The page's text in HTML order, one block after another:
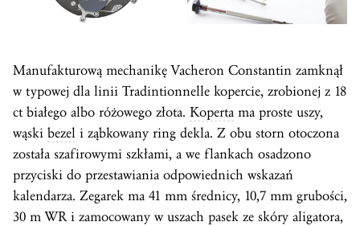
Manufakturową mechanikę Vacheron Constantin zamknął
w typowej dla linii Tradintionnelle kopercie, zrobionej z 18
ct białego albo różowego złota. Koperta ma proste uszy,
wąski bezel i ząbkowany ring dekla. Z obu storn otoczona
została szafirowymi szkłami, a we flankach osadzono
przyciski do przestawiania odpowiednich wskazań
kalendarza. Zegarek ma 41 mm średnicy, 10,7 mm grubości,
30 m WR i zamocowany w uszach pasek ze skóry aligatora,